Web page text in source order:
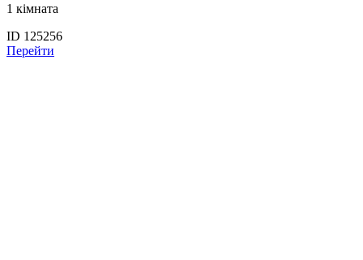
1 кімната
ID 125256
Перейти